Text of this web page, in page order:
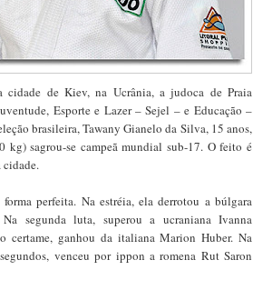
cidade de Kiev, na Ucrânia, a judoca de Praia
Esporte e Lazer – Sejel – e Educação –
brasileira, Tawany Gianelo da Silva, 15 anos,
kg) sagrou-se campeã mundial sub-17. O feito é
perfeita. Na estréia, ela derrotou a búlgara
segunda luta, superou a ucraniana Ivanna
certame, ganhou da italiana Marion Huber. Na
venceu por ippon a romena Rut Saron